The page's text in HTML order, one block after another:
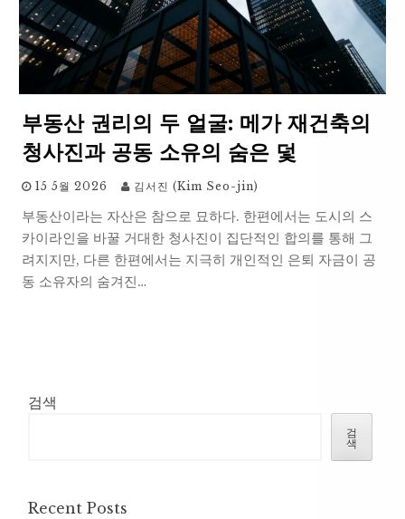
부동산 권리의 두 얼굴: 메가 재건축의
청사진과 공동 소유의 숨은 덫
15 5월 2026 김서진 (Kim Seo-jin)
부동산이라는 자산은 참으로 묘하다. 한편에서는 도시의 스
카이라인을 바꿀 거대한 청사진이 집단적인 합의를 통해 그
려지지만, 다른 한편에서는 지극히 개인적인 은퇴 자금이 공
동 소유자의 숨겨진…
검색
검
색
Recent Posts